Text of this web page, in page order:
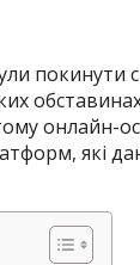
покинути
онлайн-
які